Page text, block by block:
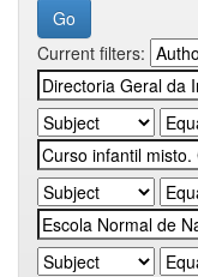
Current filters: